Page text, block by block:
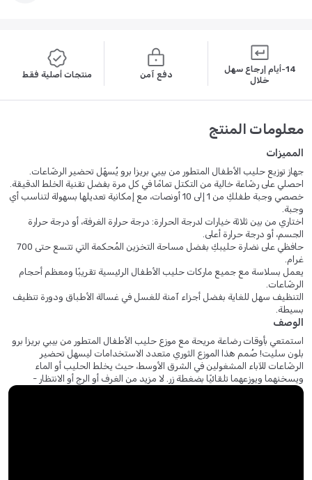
14-أيام إرجاع سهل
خلال
دفع آمن منتجات أصلية فقط
معلومات المنتج
المميزات
جهاز توزيع حليب الأطفال المتطور من بيبي بريزا برو يُسهّل تحضير الرضّاعات.
احصلي على رضّاعة خالية من التكتل تمامًا في كل مرة بفضل تقنية الخلط الدقيقة.
خصصي وجبة طفلكِ من 1 إلى 10 أونصات، مع إمكانية تعديلها بسهولة لتناسب أي
وجبة.
اختاري من بين ثلاثة خيارات لدرجة الحرارة: درجة حرارة الغرفة، أو درجة حرارة
الجسم، أو درجة حرارة أعلى.
حافظي على نضارة حليبكِ بفضل مساحة التخزين المُحكمة التي تتسع حتى 700
غرام.
يعمل بسلاسة مع جميع ماركات حليب الأطفال الرئيسية تقريبًا ومعظم أحجام
الرضّاعات.
التنظيف سهل للغاية بفضل أجزاء آمنة للغسل في غسالة الأطباق ودورة تنظيف
بسيطة.
الوصف
استمتعي بأوقات رضاعة مريحة مع موزع حليب الأطفال المتطور من بيبي بريزا برو
بلون سليت! صُمم هذا الموزع الثوري متعدد الاستخدامات ليسهل تحضير
الرضّاعات للآباء المشغولين في الشرق الأوسط، حيث يخلط الحليب أو الماء
ويسخنهما ويوزعهما تلقائيًا بضغطة زر. لا مزيد من الغرف أو الرج أو الانتظار -